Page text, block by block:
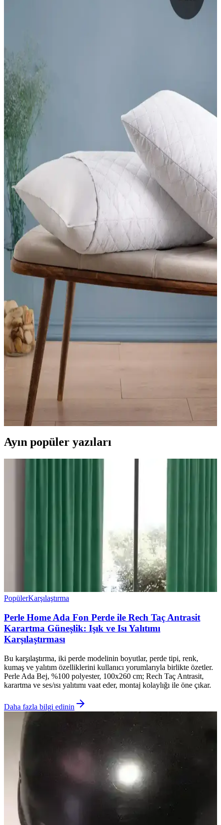
Xpermate TV Yastığı: Boyun Bel ve Sırt Desteğiyle
kumaş ve esnek sünger dolgu dayanıklılığı artırır, pratik telefon cebi
ise günlük kullanımı kolaylaştırır.
Yataş Mini DACRON® 95 Bebek Yastık ve Yataş
Nuevo Bambu Yastık Karşılaştırması
İki yatak ve yastık ürününün malzeme, kullanım ve kullanıcı geri
bildirimleriyle detaylı karşılaştırması, konfor ve performans
açısından önemli bilgiler içeriyor.
Yataş Macaron Çift Kişilik Yorgan ve Yastık Setleri
Karşılaştırması ve Özellikleri
Yataş Macaron çift kişilik yorgan ve yastık setlerinin özellikleri,
kullanıcı yorumları ve karşılaştırmasıyla ilgili detaylı bilgi
sunuyoruz.
Vionel Home 4'lü Premium Kare Kırlent Seti Şık ve
Dayanıklı Ev Dekorasyonu Ürünü
Vionel Home'un 4'lü seti, yüksek kaliteli polyester ve boncuk elyaf
dolgusu ile dayanıklı ve şık kare kırlentler sunar. Çok yönlü
kullanım ve sade tasarımıyla ev ve dış mekanlara uyum sağlar.
Viscotex visko yastık modellerinin özellikleri ve
karşılaştırması
Bu makale, Viscotex Lif Kılıflı Hava Kanallı ve Medium Serenity
ergonomik visko yastıklarının özelliklerini, kullanıcı yorumlarını ve
performanslarını detaylı şekilde karşılaştırıyor.
Yataş Alerjik Yastık: Toz Akarlarına Dayanıklı ve
Hipoalerjenik Sağlıklı Uyku Çözümü
Yataş alerjik yastıklar, toz akarlarına dayanıklı ve hipoalerjenik
malzemeleriyle alerjik bünyeye sahip kişilere sağlıklı, konforlu ve
hijyenik uyku ortamı sunar. Uyku kalitenizi artırmak için ideal
seçimdir.
Ayın popüler yazıları
PopülerKarşılaştırma
Perle Home Ada Fon Perde ile Rech Taç Antrasit
Karartma Güneşlik: Işık ve Isı Yalıtımı
Karşılaştırması
Bu karşılaştırma, iki perde modelinin boyutlar, perde tipi, renk,
kumaş ve yalıtım özelliklerini kullanıcı yorumlarıyla birlikte özetler.
Perle Ada Bej, %100 polyester, 100x260 cm; Rech Taç Antrasit,
karartma ve ses/ısı yalıtımı vaat eder, montaj kolaylığı ile öne çıkar.
Daha fazla bilgi edinin